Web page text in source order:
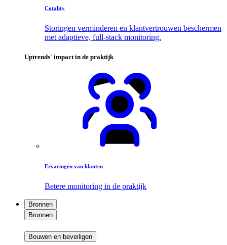
Cotality
Storingen verminderen en klantvertrouwen beschermen
met adaptieve, full-stack monitoring.
Uptrends' impact in de praktijk
Ervaringen van klanten
Betere monitoring in de praktijk
Bronnen
Bronnen
Bouwen en beveiligen